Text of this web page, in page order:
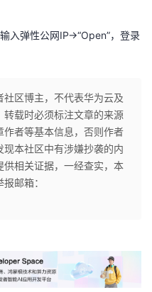
入弹性公网IP->“Open”，登录
社区博主，不代表华为云及
载时必须标注文章的来源
作者等基本信息，否则作者
本社区中有涉嫌抄袭的内
相关证据，一经查实，本
邮箱：